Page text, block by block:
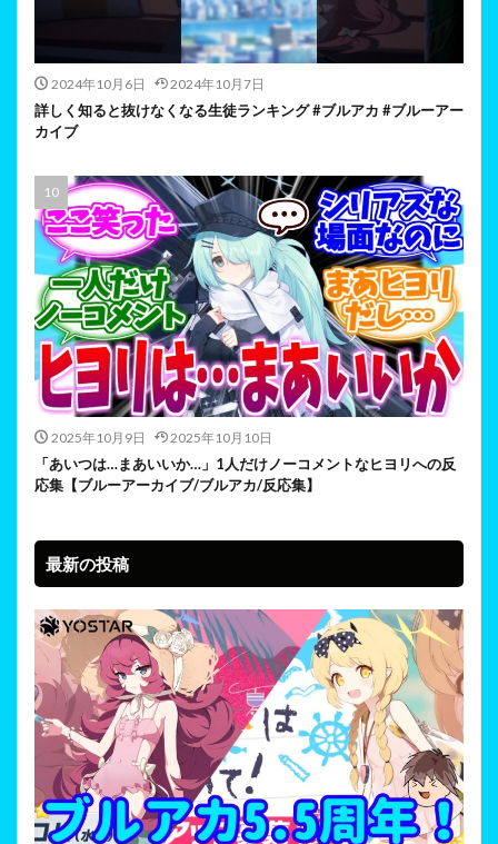
2024年10月6日 2024年10月7日
詳しく知ると抜けなくなる生徒ランキング #ブルアカ #ブルーアー
カイブ
2025年10月9日 2025年10月10日
「あいつは…まあいいか…」1人だけノーコメントなヒヨリへの反
応集【ブルーアーカイブ/ブルアカ/反応集】
最新の投稿